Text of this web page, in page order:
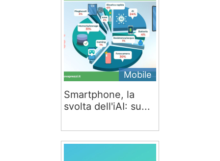
Mobile
Smartphone, la
svolta dell'iAI: su...